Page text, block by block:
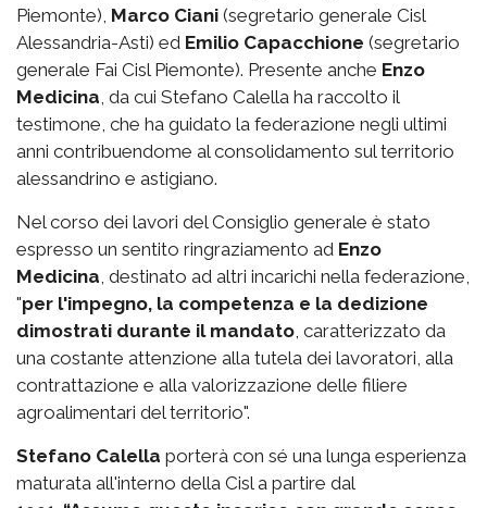
Piemonte), Marco Ciani (segretario generale Cisl
Alessandria-Asti) ed Emilio Capacchione (segretario
generale Fai Cisl Piemonte). Presente anche Enzo
Medicina , da cui Stefano Calella ha raccolto il
testimone, che ha guidato la federazione negli ultimi
anni contribuendome al consolidamento sul territorio
alessandrino e astigiano.
Nel corso dei lavori del Consiglio generale è stato
espresso un sentito ringraziamento ad Enzo
Medicina , destinato ad altri incarichi nella federazione,
"per l'impegno, la competenza e la dedizione
dimostrati durante il mandato , caratterizzato da
una costante attenzione alla tutela dei lavoratori, alla
contrattazione e alla valorizzazione delle filiere
agroalimentari del territorio".
Stefano Calella porterà con sé una lunga esperienza
maturata all'interno della Cisl a partire dal